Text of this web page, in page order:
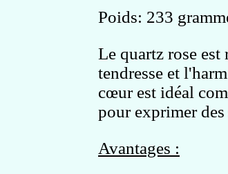
Poids: 233
Le quartz rose
tendresse et
cœur est idéal
pour exprimer
Avantages :